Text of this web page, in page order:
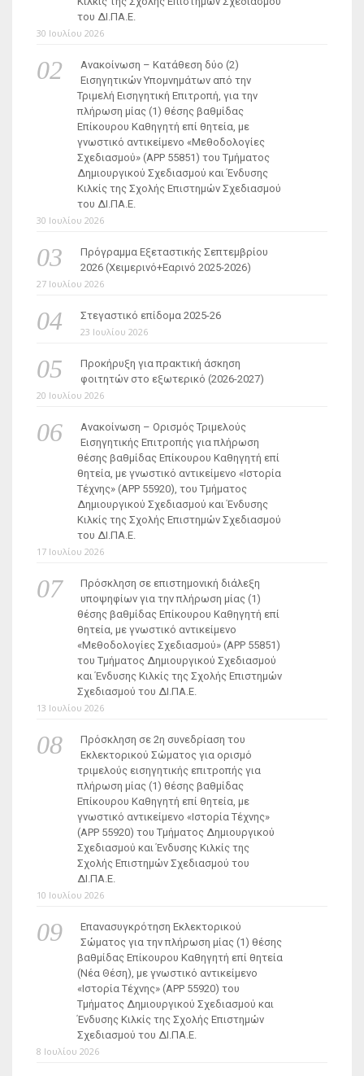
του ΔΙ.ΠΑ.Ε.
30 Ιουλίου 2026
Ανακοίνωση – Κατάθεση δύο (2)
Εισηγητικών Υπομνημάτων από την
Τριμελή Εισηγητική Επιτροπή, για την
πλήρωση μίας (1) θέσης βαθμίδας
Επίκουρου Καθηγητή επί θητεία, με
γνωστικό αντικείμενο «Μεθοδολογίες
Σχεδιασμού» (ΑΡΡ 55851) του Τμήματος
Δημιουργικού Σχεδιασμού και Ένδυσης
Κιλκίς της Σχολής Επιστημών Σχεδιασμού
του ΔΙ.ΠΑ.Ε.
30 Ιουλίου 2026
Πρόγραμμα Εξεταστικής Σεπτεμβρίου
2026 (Χειμερινό+Εαρινό 2025-2026)
27 Ιουλίου 2026
Στεγαστικό επίδομα 2025-26
23 Ιουλίου 2026
Προκήρυξη για πρακτική άσκηση
φοιτητών στο εξωτερικό (2026-2027)
20 Ιουλίου 2026
Ανακοίνωση – Ορισμός Τριμελούς
Εισηγητικής Επιτροπής για πλήρωση
θέσης βαθμίδας Επίκουρου Καθηγητή επί
θητεία, με γνωστικό αντικείμενο «Ιστορία
Τέχνης» (ΑΡΡ 55920), του Τμήματος
Δημιουργικού Σχεδιασμού και Ένδυσης
Κιλκίς της Σχολής Επιστημών Σχεδιασμού
του ΔΙ.ΠΑ.Ε.
17 Ιουλίου 2026
Πρόσκληση σε επιστημονική διάλεξη
υποψηφίων για την πλήρωση μίας (1)
θέσης βαθμίδας Επίκουρου Καθηγητή επί
θητεία, με γνωστικό αντικείμενο
«Μεθοδολογίες Σχεδιασμού» (ΑΡΡ 55851)
του Τμήματος Δημιουργικού Σχεδιασμού
και Ένδυσης Κιλκίς της Σχολής Επιστημών
Σχεδιασμού του ΔΙ.ΠΑ.Ε.
13 Ιουλίου 2026
Πρόσκληση σε 2η συνεδρίαση του
Εκλεκτορικού Σώματος για ορισμό
τριμελούς εισηγητικής επιτροπής για
πλήρωση μίας (1) θέσης βαθμίδας
Επίκουρου Καθηγητή επί θητεία, με
γνωστικό αντικείμενο «Ιστορία Τέχνης»
(ΑΡΡ 55920) του Τμήματος Δημιουργικού
Σχεδιασμού και Ένδυσης Κιλκίς της
Σχολής Επιστημών Σχεδιασμού του
ΔΙ.ΠΑ.Ε.
10 Ιουλίου 2026
Επανασυγκρότηση Εκλεκτορικού
Σώματος για την πλήρωση μίας (1) θέσης
βαθμίδας Επίκουρου Καθηγητή επί θητεία
(Νέα Θέση), με γνωστικό αντικείμενο
«Ιστορία Τέχνης» (ΑΡΡ 55920) του
Τμήματος Δημιουργικού Σχεδιασμού και
Ένδυσης Κιλκίς της Σχολής Επιστημών
Σχεδιασμού του ΔΙ.ΠΑ.Ε.
8 Ιουλίου 2026